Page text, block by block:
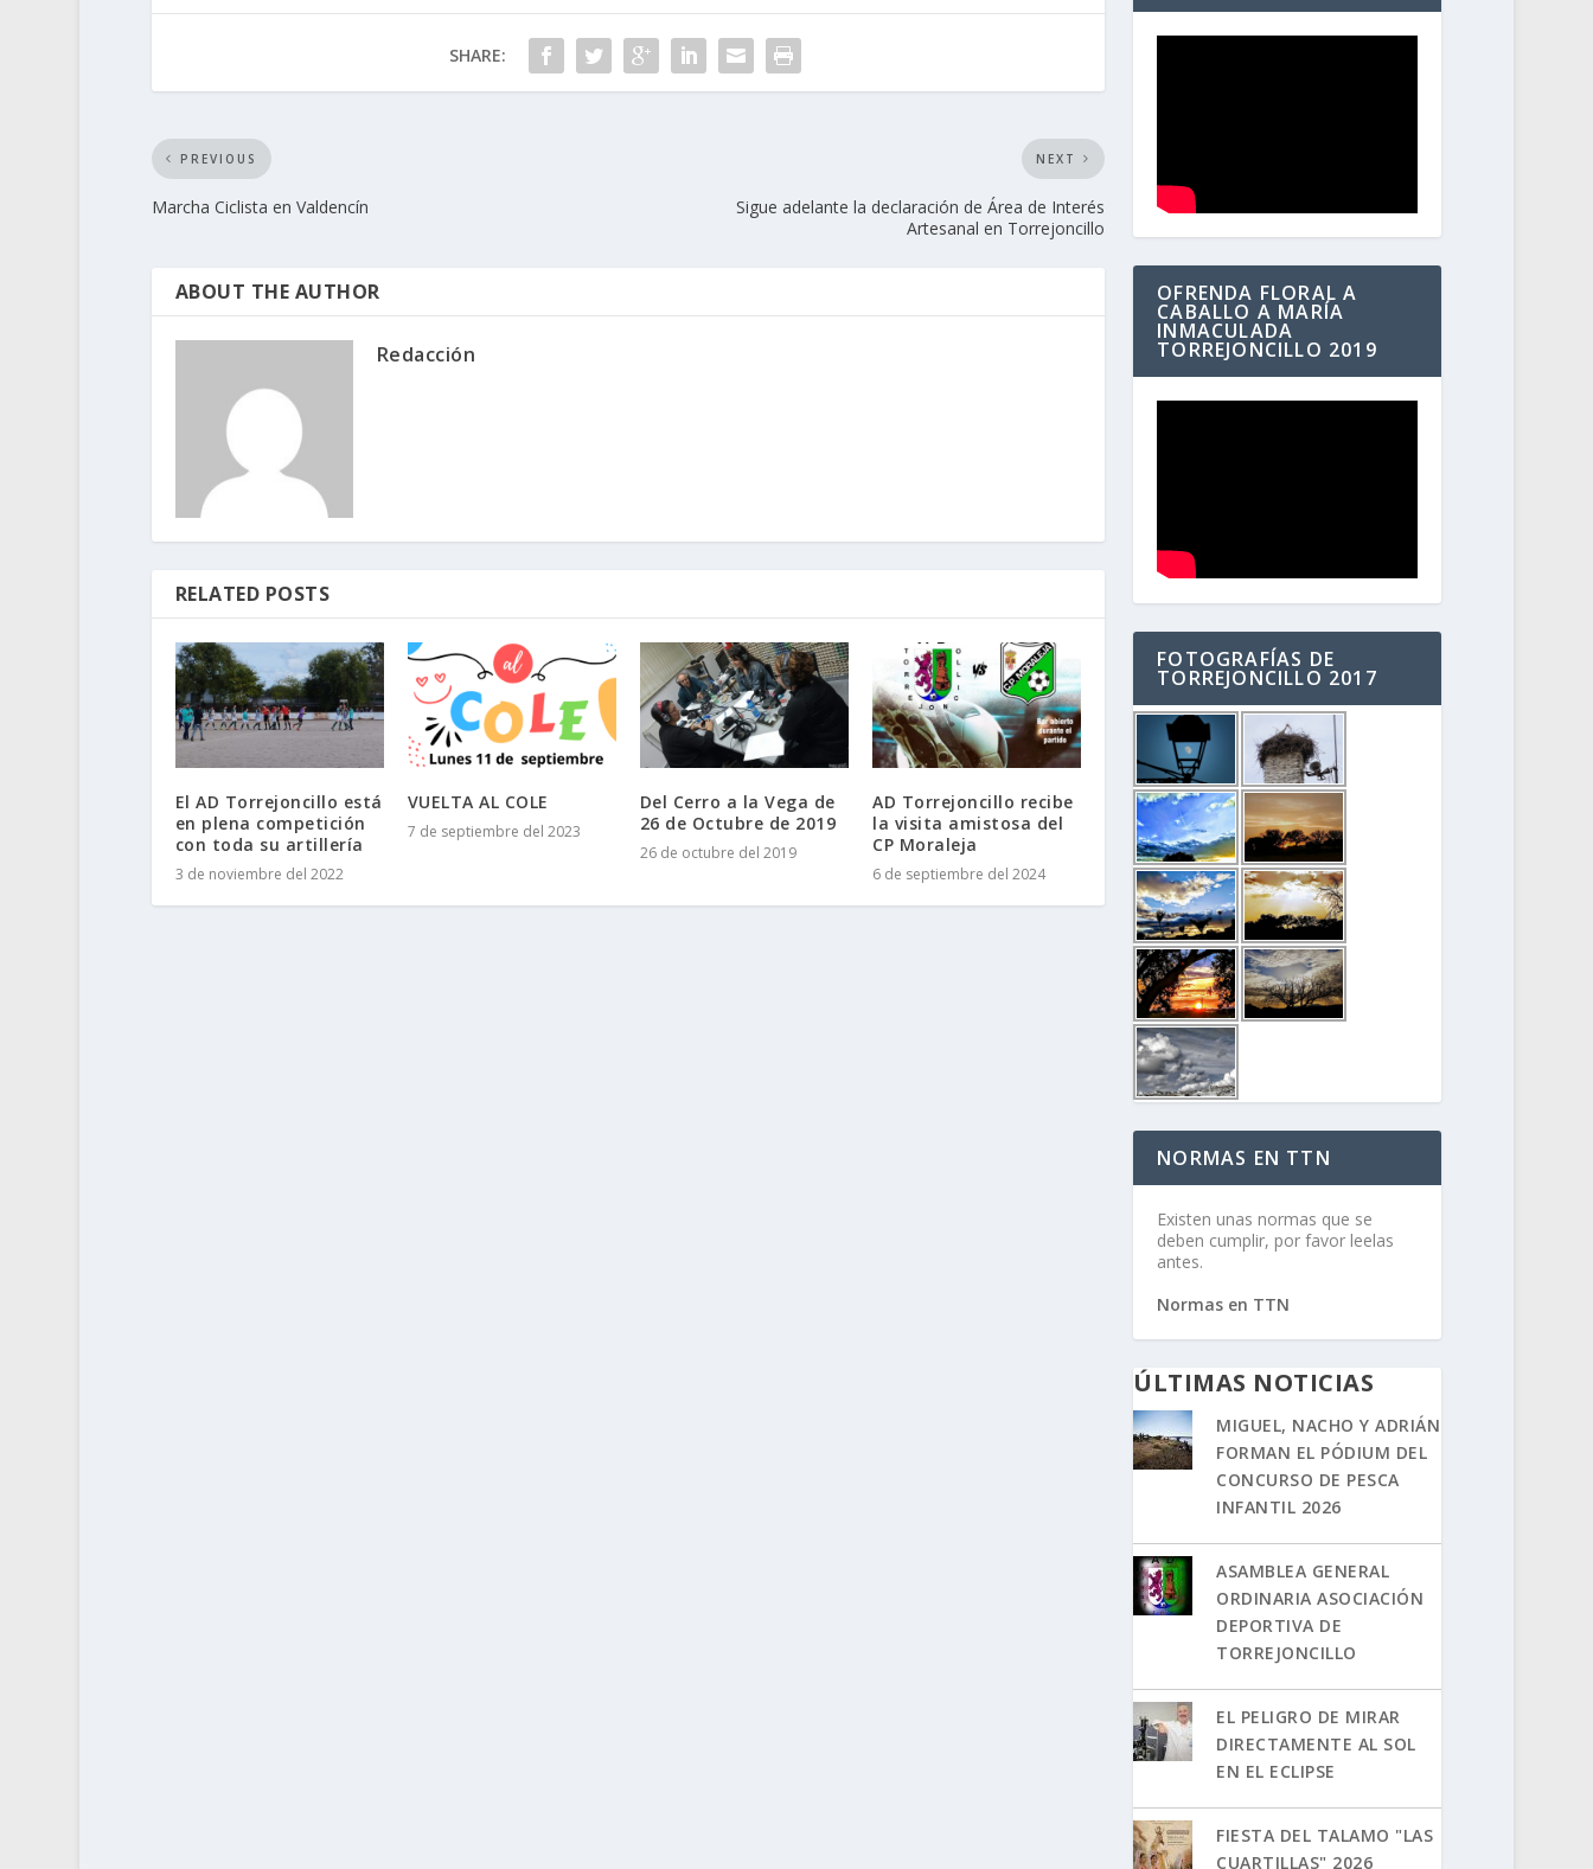
SHARE:
PREVIOUS
Marcha Ciclista en Valdencín
NEXT
Sigue adelante la declaración de Área de Interés
Artesanal en Torrejoncillo
ABOUT THE AUTHOR
Redacción
RELATED POSTS
El AD Torrejoncillo está
en plena competición
con toda su artillería
3 de noviembre del 2022
VUELTA AL COLE
7 de septiembre del 2023
Del Cerro a la Vega de
26 de Octubre de 2019
26 de octubre del 2019
AD Torrejoncillo recibe
la visita amistosa del
CP Moraleja
6 de septiembre del 2024
OFRENDA FLORAL A
CABALLO A MARÍA
INMACULADA
TORREJONCILLO 2019
FOTOGRAFÍAS DE
TORREJONCILLO 2017
NORMAS EN TTN
Existen unas normas que se
deben cumplir, por favor leelas
antes.
Normas en TTN
ÚLTIMAS NOTICIAS
MIGUEL, NACHO Y ADRIÁN
FORMAN EL PÓDIUM DEL
CONCURSO DE PESCA
INFANTIL 2026
ASAMBLEA GENERAL
ORDINARIA ASOCIACIÓN
DEPORTIVA DE
TORREJONCILLO
EL PELIGRO DE MIRAR
DIRECTAMENTE AL SOL
EN EL ECLIPSE
FIESTA DEL TALAMO "LAS
CUARTILLAS" 2026